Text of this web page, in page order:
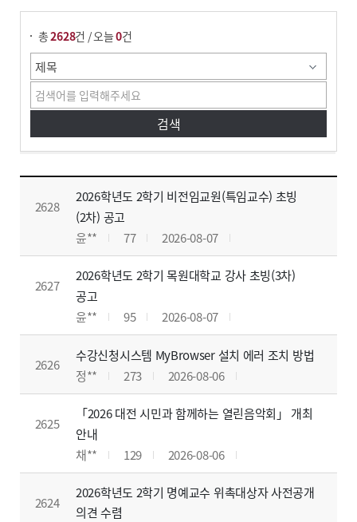
총2628 건 / 오늘0건
일반공지
2628
2026학년도 2학기 비전임교원(특임교수) 초빙
(2차) 공고
윤**
77 2026-08-07
2627
2026학년도 2학기 목원대학교 강사 초빙(3차)
공고
윤**
95 2026-08-07
2626
수강신청시스템 MyBrowser 설치 에러 조치 방법
정**
273 2026-08-06
2625
「2026 대전 시민과 함께하는 열린음악회」 개최
안내
채**
129 2026-08-06
2624
2026학년도 2학기 명예교수 위촉대상자 사전공개
의견 수렴